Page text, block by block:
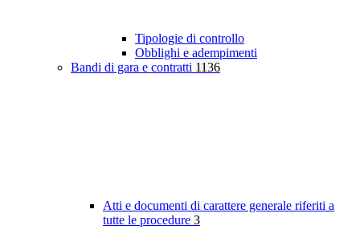
Tipologie di controllo
Obblighi e adempimenti
Bandi di gara e contratti 1136
Atti e documenti di carattere generale riferiti a
tutte le procedure 3